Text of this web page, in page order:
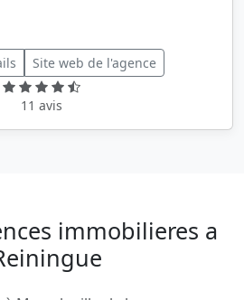
Site web de l'agence
11 avis
immobilieres a